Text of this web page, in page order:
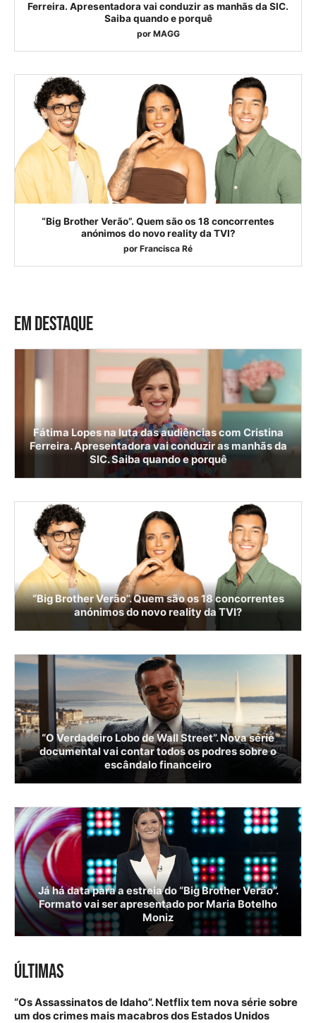
Ferreira. Apresentadora vai conduzir as manhãs da SIC.
Saiba quando e porquê
por MAGG
“Big Brother Verão”. Quem são os 18 concorrentes
anónimos do novo reality da TVI?
por Francisca Ré
EM DESTAQUE
Fátima Lopes na luta das audiências com Cristina
Ferreira. Apresentadora vai conduzir as manhãs da
SIC. Saiba quando e porquê
“Big Brother Verão”. Quem são os 18 concorrentes
anónimos do novo reality da TVI?
“O Verdadeiro Lobo de Wall Street”. Nova série
documental vai contar todos os podres sobre o
escândalo financeiro
Já há data para a estreia do “Big Brother Verão”.
Formato vai ser apresentado por Maria Botelho
Moniz
ÚLTIMAS
“Os Assassinatos de Idaho”. Netflix tem nova série sobre
um dos crimes mais macabros dos Estados Unidos